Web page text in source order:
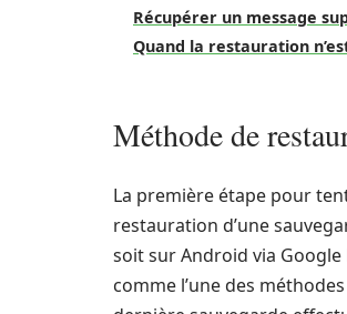
Récupérer un message
Quand la restauration
Méthode de
La première étape pour
restauration d’une
soit sur Android via
comme l’une des